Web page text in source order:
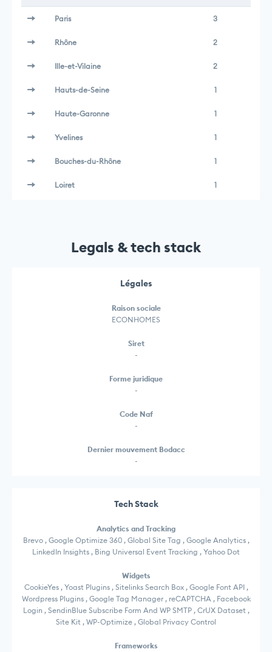
Paris 3
Rhône 2
Ille-et-Vilaine 2
Hauts-de-Seine 1
Haute-Garonne 1
Yvelines 1
Bouches-du-Rhône 1
Loiret 1
Legals & tech stack
Légales
Raison sociale
ECONHOMES
Siret
-
Forme juridique
-
Code Naf
-
Dernier mouvement Bodacc
-
Tech Stack
Analytics and Tracking
Brevo , Google Optimize 360 , Global Site Tag , Google Analytics ,
LinkedIn Insights , Bing Universal Event Tracking , Yahoo Dot
Widgets
CookieYes , Yoast Plugins , Sitelinks Search Box , Google Font API ,
Wordpress Plugins , Google Tag Manager , reCAPTCHA , Facebook
Login , SendinBlue Subscribe Form And WP SMTP , CrUX Dataset ,
Site Kit , WP-Optimize , Global Privacy Control
Frameworks